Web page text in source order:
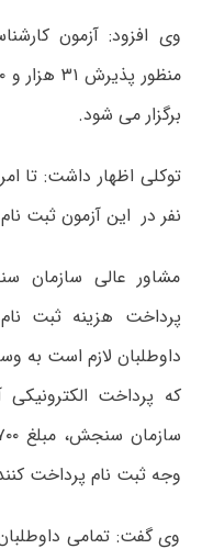
وی افزود: آزمون
برگزار می شود.
نفر در این آزمون ثبت
مشاور عالی سازمان
پرداخت هزینه ثبت
داوطلبان لازم است به
که پرداخت
وجه ثبت نام پرداخت
وی گفت: تمامی